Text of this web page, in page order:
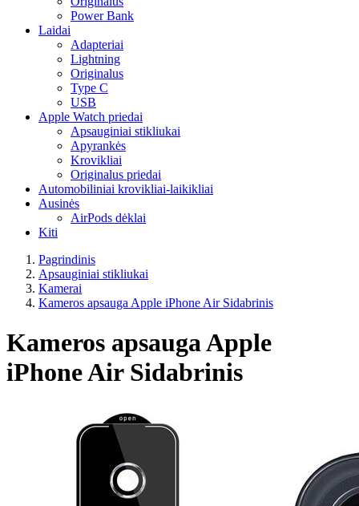
Power Bank
Laidai
Adapteriai
Lightning
Originalus
Type C
USB
Apple Watch priedai
Apsauginiai stikliukai
Apyrankės
Krovikliai
Originalus priedai
Automobiliniai krovikliai-laikikliai
Ausinės
AirPods dėklai
Kiti
Pagrindinis
Apsauginiai stikliukai
Kamerai
Kameros apsauga Apple iPhone Air Sidabrinis
Kameros apsauga Apple
iPhone Air Sidabrinis